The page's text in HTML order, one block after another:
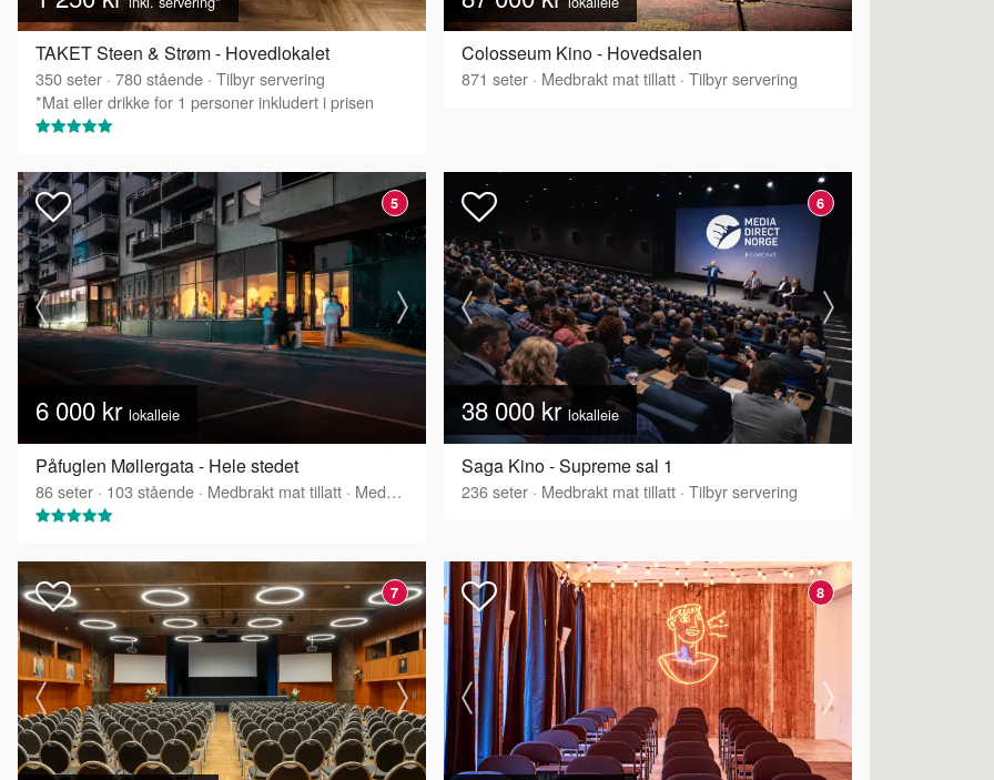
TAKET Steen & Strøm - Hovedlokalet
350seter · 780stående · Tilbyr servering
*Mat eller drikke for 1 personer inkludert i prisen
Colosseum Kino - Hovedsalen
871 seter · Medbrakt mat tillatt · Tilbyr servering
5
6 000 kr lokalleie
Påfuglen Møllergata - Hele stedet
86seter · 103 stående · Medbrakt mat tillatt · Medbrakt drikke tillatt ·Tilbyr servering
6
38 000 krlokalleie
Saga Kino - Supreme sal 1
236seter · Medbrakt mat tillatt · Tilbyr servering
7 8